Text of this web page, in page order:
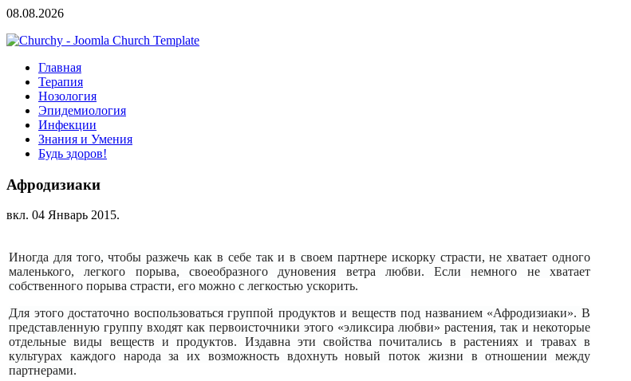
08.08.2026
Главная
Терапия
Нозология
Эпидемиология
Инфекции
Знания и Умения
Будь здоров!
Афродизиаки
вкл. 04 Январь 2015.
Иногда для того, чтобы разжечь как в себе так и в своем партнере искорку страсти, не хватает одного
маленького, легкого порыва, своеобразного дуновения ветра любви. Если немного не хватает
собственного порыва страсти, его можно с легкостью ускорить.
Для этого достаточно воспользоваться группой продуктов и веществ под названием «Афродизиаки». В
представленную группу входят как первоисточники этого «эликсира любви» растения, так и некоторые
отдельные виды веществ и продуктов. Издавна эти свойства почитались в растениях и травах в
культурах каждого народа за их возможность вдохнуть новый поток жизни в отношении между
партнерами.